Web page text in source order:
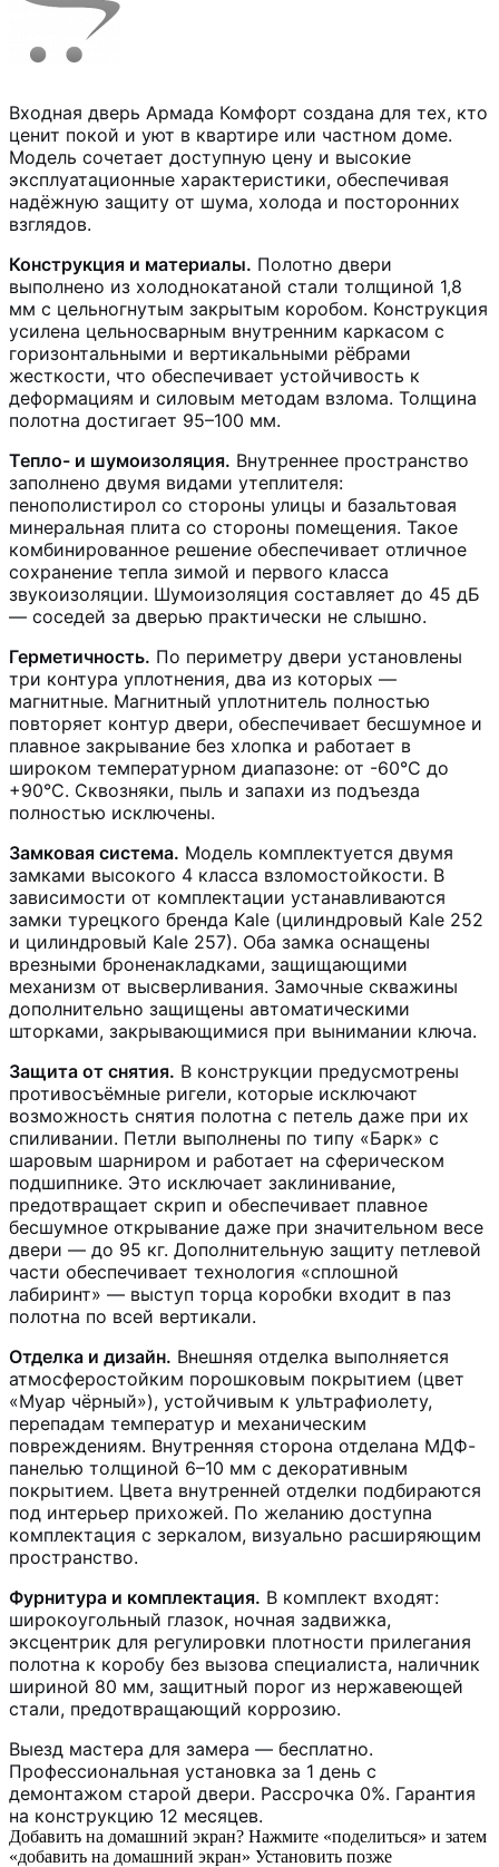
Входная дверь Армада Комфорт создана для тех, кто
ценит покой и уют в квартире или частном доме.
Модель сочетает доступную цену и высокие
эксплуатационные характеристики, обеспечивая
надёжную защиту от шума, холода и посторонних
взглядов.
Конструкция и материалы. Полотно двери
выполнено из холоднокатаной стали толщиной 1,8
мм с цельногнутым закрытым коробом. Конструкция
усилена цельносварным внутренним каркасом с
горизонтальными и вертикальными рёбрами
жесткости, что обеспечивает устойчивость к
деформациям и силовым методам взлома. Толщина
полотна достигает 95–100 мм.
Тепло- и шумоизоляция. Внутреннее пространство
заполнено двумя видами утеплителя:
пенополистирол со стороны улицы и базальтовая
минеральная плита со стороны помещения. Такое
комбинированное решение обеспечивает отличное
сохранение тепла зимой и первого класса
звукоизоляции. Шумоизоляция составляет до 45 дБ
— соседей за дверью практически не слышно.
Герметичность. По периметру двери установлены
три контура уплотнения, два из которых —
магнитные. Магнитный уплотнитель полностью
повторяет контур двери, обеспечивает бесшумное и
плавное закрывание без хлопка и работает в
широком температурном диапазоне: от -60°C до
+90°C. Сквозняки, пыль и запахи из подъезда
полностью исключены.
Замковая система. Модель комплектуется двумя
замками высокого 4 класса взломостойкости. В
зависимости от комплектации устанавливаются
замки турецкого бренда Kale (цилиндровый Kale 252
и цилиндровый Kale 257). Оба замка оснащены
врезными броненакладками, защищающими
механизм от высверливания. Замочные скважины
дополнительно защищены автоматическими
шторками, закрывающимися при вынимании ключа.
Защита от снятия. В конструкции предусмотрены
противосъёмные ригели, которые исключают
возможность снятия полотна с петель даже при их
спиливании. Петли выполнены по типу «Барк» с
шаровым шарниром и работает на сферическом
подшипнике. Это исключает заклинивание,
предотвращает скрип и обеспечивает плавное
бесшумное открывание даже при значительном весе
двери — до 95 кг. Дополнительную защиту петлевой
части обеспечивает технология «сплошной
лабиринт» — выступ торца коробки входит в паз
полотна по всей вертикали.
Отделка и дизайн. Внешняя отделка выполняется
атмосферостойким порошковым покрытием (цвет
«Муар чёрный»), устойчивым к ультрафиолету,
перепадам температур и механическим
повреждениям. Внутренняя сторона отделана МДФ-
панелью толщиной 6–10 мм с декоративным
покрытием. Цвета внутренней отделки подбираются
под интерьер прихожей. По желанию доступна
комплектация с зеркалом, визуально расширяющим
пространство.
Фурнитура и комплектация. В комплект входят:
широкоугольный глазок, ночная задвижка,
эксцентрик для регулировки плотности прилегания
полотна к коробу без вызова специалиста, наличник
шириной 80 мм, защитный порог из нержавеющей
стали, предотвращающий коррозию.
Выезд мастера для замера — бесплатно.
Профессиональная установка за 1 день с
демонтажом старой двери. Рассрочка 0%. Гарантия
на конструкцию 12 месяцев.
Добавить на домашний экран? Нажмите «поделиться» и затем
«добавить на домашний экран» Установить позже